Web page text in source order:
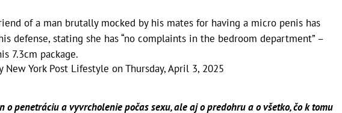
of a man brutally mocked by his mates for having a micro penis has
defense, stating she has “no complaints in the bedroom department” –
7.3cm package.
New York Post Lifestyle onThursday, April 3, 2025
o penetráciu a vyvrcholenie počas sexu, ale aj o predohru a o všetko, čo k tomu